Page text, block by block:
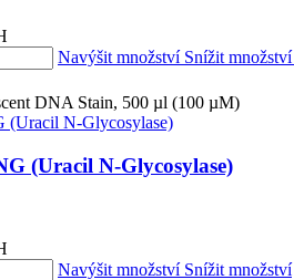
Navýšit množství Snížit množství
DNA Stain, 500 µl (100 µM)
(Uracil N-Glycosylase)
Navýšit množství Snížit množství